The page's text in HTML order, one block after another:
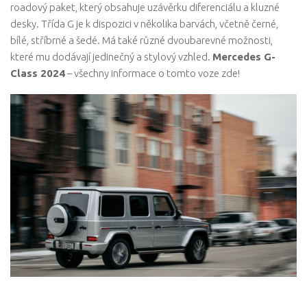
roadový paket, který obsahuje uzávěrku diferenciálu a kluzné
desky. Třída G je k dispozici v několika barvách, včetně černé,
bílé, stříbrné a šedé. Má také různé dvoubarevné možnosti,
které mu dodávají jedinečný a stylový vzhled. Mercedes G-
Class 2024– všechny informace o tomto voze zde!